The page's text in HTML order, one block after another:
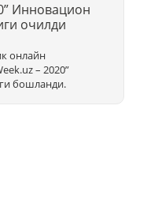
Инновацион
очилди
онлайн
– 2020”
бошланди.